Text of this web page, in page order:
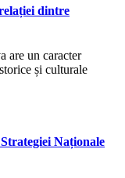
dintre
are un caracter
și culturale
Naționale